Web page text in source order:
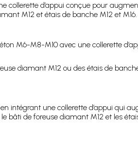
collerette d’appui conçue pour
M12 et étais de banche M12 et M16.
M6-M8-M10 avec une collerette
diamant M12 ou des étais de
intégrant une collerette d’appui qui
de foreuse diamant M12 et les